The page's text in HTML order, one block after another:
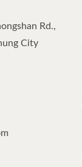
Rd.,
City